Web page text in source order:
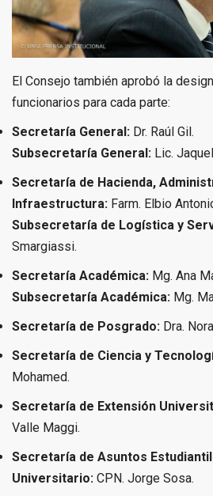
El Consejo también aprobó la
funcionarios para cada parte:
Secretaría General: Dr. Raúl Gil.
Subsecretaría General: Lic.
Secretaría de Hacienda,
Infraestructura: Farm. Elbio
Subsecretaría de Logística y
Smargiassi.
Secretaría Académica: Mg. Ana
Subsecretaría Académica: Mg.
Secretaría de Posgrado: Dra.
Secretaría de Ciencia y
Mohamed.
Secretaría de Extensión
Valle Maggi.
Secretaría de Asuntos
Universitario: CPN. Jorge Sosa.